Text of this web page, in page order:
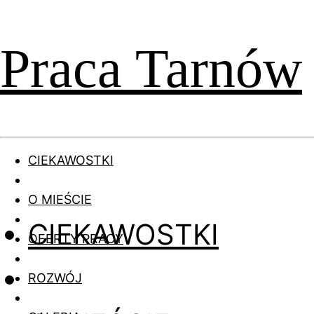
Praca Tarnów
CIEKAWOSTKI
O MIEŚCIE
OFERTY PRACY
ROZWÓJ
CIEKAWOSTKI